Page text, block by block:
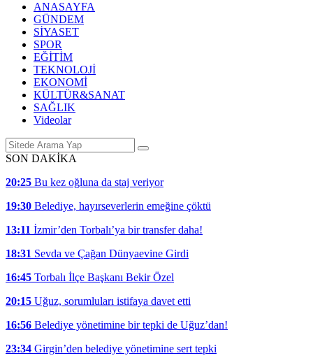
ANASAYFA
GÜNDEM
SİYASET
SPOR
EĞİTİM
TEKNOLOJİ
EKONOMİ
KÜLTÜR&SANAT
SAĞLIK
Videolar
SON DAKİKA
20:25 Bu kez oğluna da staj veriyor
19:30 Belediye, hayırseverlerin emeğine çöktü
13:11 İzmir’den Torbalı’ya bir transfer daha!
18:31 Sevda ve Çağan Dünyaevine Girdi
16:45 Torbalı İlçe Başkanı Bekir Özel
20:15 Uğuz, sorumluları istifaya davet etti
16:56 Belediye yönetimine bir tepki de Uğuz’dan!
23:34 Girgin’den belediye yönetimine sert tepki